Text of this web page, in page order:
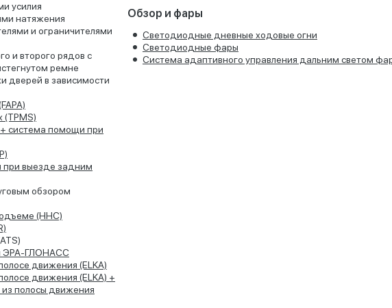
усилия
натяжения
и ограничителями
и второго рядов с
ремне
дверей в зависимости
(TPMS)
+ система помощи при
выезде задним
обзором
(HHC)
ЭРА-ГЛОНАСС
движения (ELKA)
движения (ELKA) +
полосы движения
Обзор и фары
Светодиодные дневные ходовые огни
Светодиодные фары
Система адаптивного управления дальним светом